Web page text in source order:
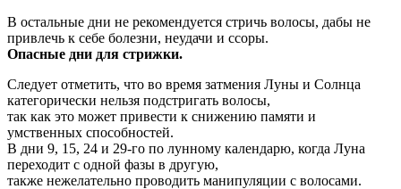
В остальные дни не рекомендуется стричь волосы, дабы не
привлечь к себе болезни, неудачи и ссоры.
Опасные дни для стрижки.
Следует отметить, что во время затмения Луны и Солнца
категорически нельзя подстригать волосы,
так как это может привести к снижению памяти и
умственных способностей.
В дни 9, 15, 24 и 29-го по лунному календарю, когда Луна
переходит с одной фазы в другую,
также нежелательно проводить манипуляции с волосами.